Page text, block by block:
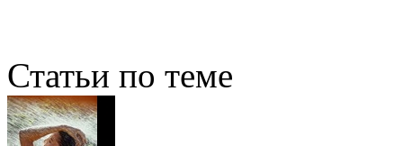
Статьи по теме